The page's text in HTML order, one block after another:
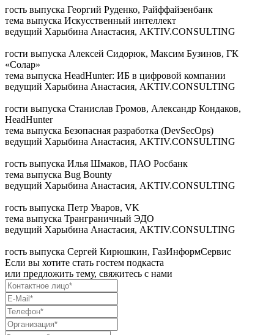
гость выпуска Георгий Руденко, Райффайзенбанк
тема выпуска Искусственный интеллект
ведущий Харыбина Анастасия, AKTIV.CONSULTING
гости выпуска Алексей Сидорюк, Максим Бузинов, ГК
«Солар»
тема выпуска HeadHunter: ИБ в цифровой компании
ведущий Харыбина Анастасия, AKTIV.CONSULTING
гости выпуска Станислав Громов, Александр Кондаков,
HeadHunter
тема выпуска Безопасная разработка (DevSecOps)
ведущий Харыбина Анастасия, AKTIV.CONSULTING
гость выпуска Илья Шмаков, ПАО Росбанк
тема выпуска Bug Bounty
ведущий Харыбина Анастасия, AKTIV.CONSULTING
гость выпуска Петр Уваров, VK
тема выпуска Транграничный ЭДО
ведущий Харыбина Анастасия, AKTIV.CONSULTING
гость выпуска Сергей Кирюшкин, ГазИнформСервис
Если вы хотите стать гостем подкаста
или предложить тему, свяжитесь с нами